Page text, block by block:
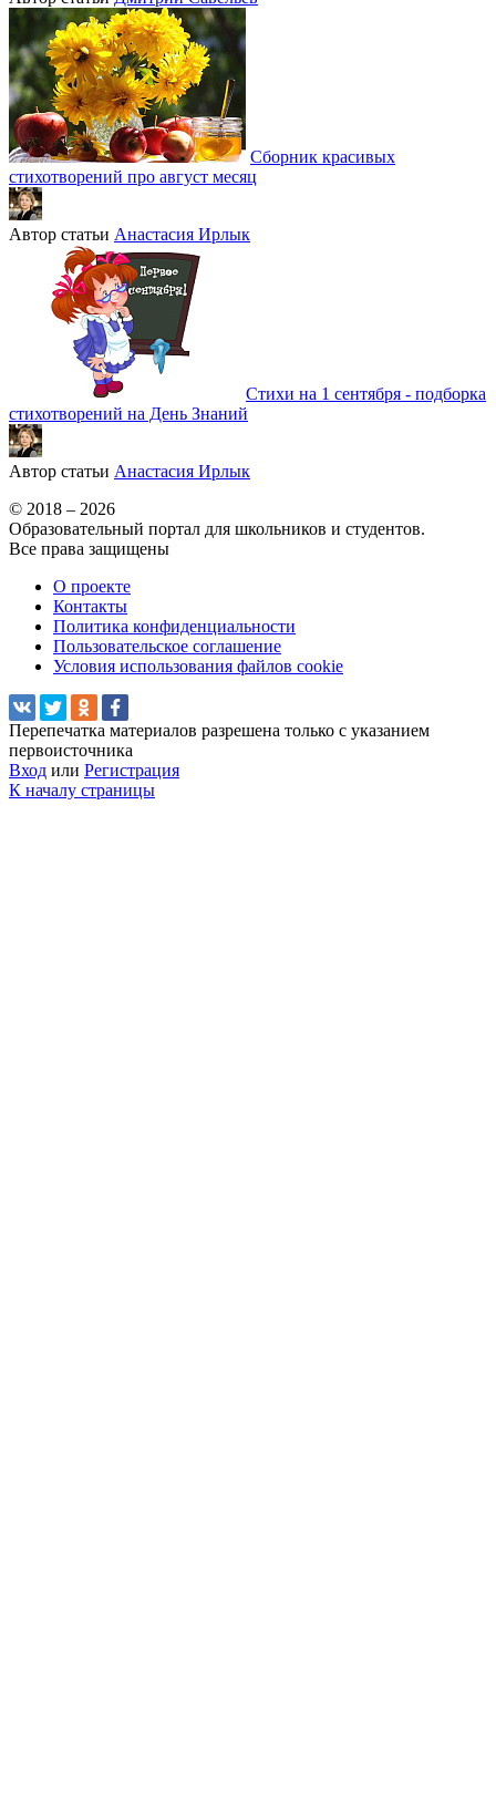
Сборник красивых
стихотворений про август месяц
Автор статьи Анастасия Ирлык
Стихи на 1 сентября - подборка
стихотворений на День Знаний
Автор статьи Анастасия Ирлык
© 2018 – 2026
Образовательный портал для школьников и студентов.
Все права защищены
О проекте
Контакты
Политика конфиденциальности
Пользовательское соглашение
Условия использования файлов cookie
Перепечатка материалов разрешена только с указанием
первоисточника
Вход или Регистрация
К началу страницы